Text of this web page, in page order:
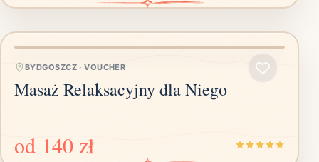
BYDGOSZCZ·VOUCHER
Masaż Relaksacyjny dla Niego
od 140 zł